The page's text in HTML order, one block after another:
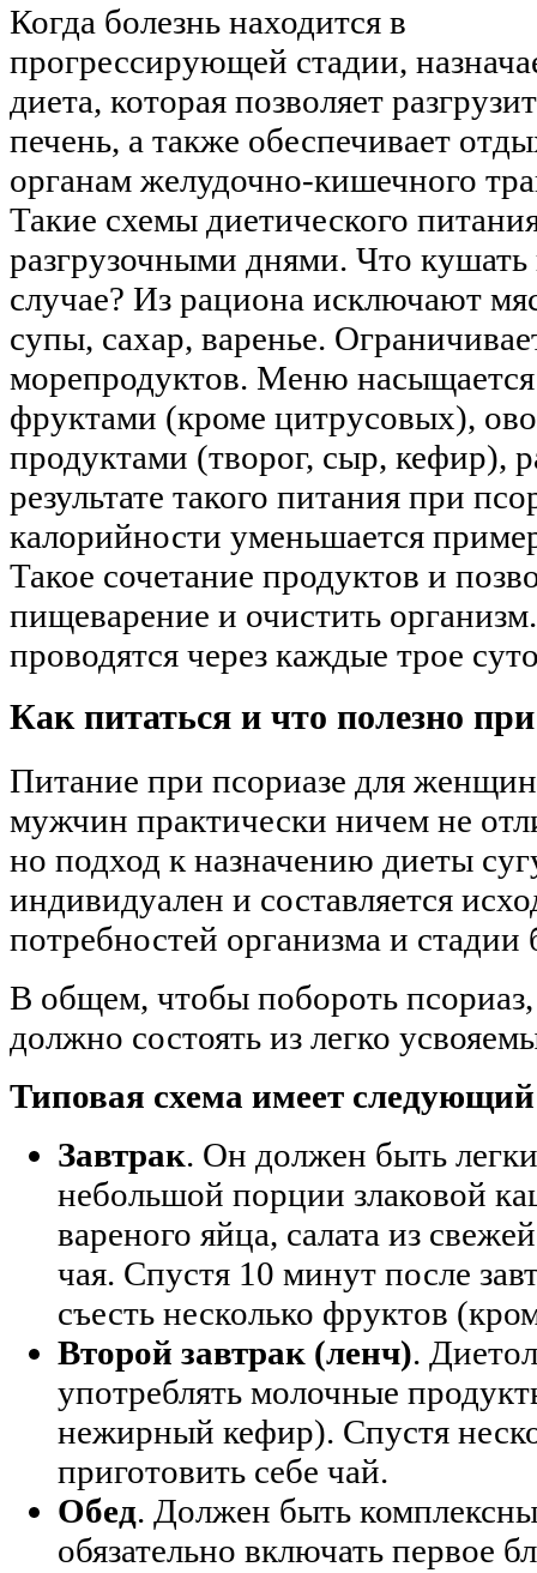
Когда болезнь находится в
прогрессирующей стадии,
диета, которая позволяет
печень, а также обеспечивает
органам желудочно-кишечного
Такие схемы диетического
разгрузочными днями. Что кушать
случае? Из рациона исключают
супы, сахар, варенье.
морепродуктов. Меню
фруктами (кроме цитрусовых),
продуктами (творог, сыр, кефир),
результате такого питания при
калорийности уменьшается
Такое сочетание продуктов и
пищеварение и очистить
проводятся через каждые трое
Как питаться и что полезно
Питание при псориазе для
мужчин практически ничем не
но подход к назначению диеты
индивидуален и составляется
потребностей организма и стадии
В общем, чтобы побороть
должно состоять из легко
Типовая схема имеет
Завтрак. Он должен быть
небольшой порции злаковой
вареного яйца, салата из
чая. Спустя 10 минут после
съесть несколько фруктов
Второй завтрак (ленч).
употреблять молочные
нежирный кефир). Спустя
приготовить себе чай.
Обед. Должен быть
обязательно включать первое